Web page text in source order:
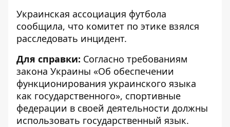
Украинская ассоциация футбола
сообщила, что комитет по этике взялся
расследовать инцидент.
Для справки: Согласно требованиям
закона Украины «Об обеспечении
функционирования украинского языка
как государственного», спортивные
федерации в своей деятельности должны
использовать государственный язык.